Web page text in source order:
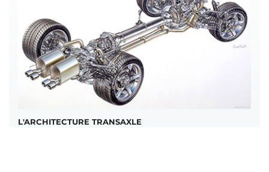
L'ARCHITECTURE TRANSAXLE